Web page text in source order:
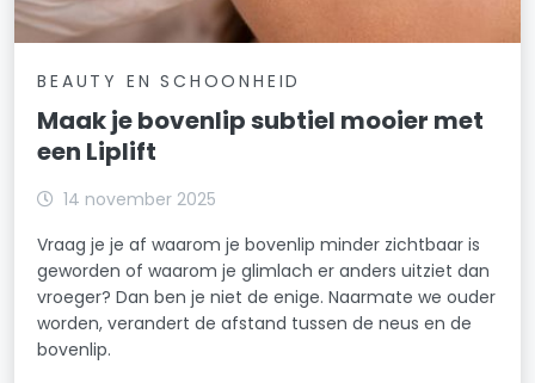
BEAUTY EN SCHOONHEID
Maak je bovenlip subtiel mooier met
een Liplift
14 november 2025
Vraag je je af waarom je bovenlip minder zichtbaar is
geworden of waarom je glimlach er anders uitziet dan
vroeger? Dan ben je niet de enige. Naarmate we ouder
worden, verandert de afstand tussen de neus en de
bovenlip.